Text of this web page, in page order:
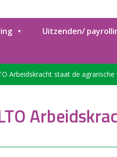
Uitzenden/
Arbeidskracht staat de